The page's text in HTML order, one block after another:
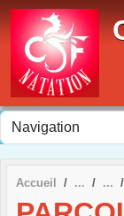
Accueil
Panneau de